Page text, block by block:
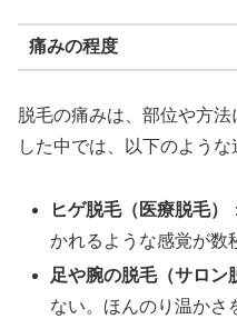
痛みの程度
脱毛の痛みは、部位や方
した中では、以下のような
ヒゲ脱毛（医療脱毛）
かれるような感覚が数
足や腕の脱毛（サロン
ない。ほんのり温かさ